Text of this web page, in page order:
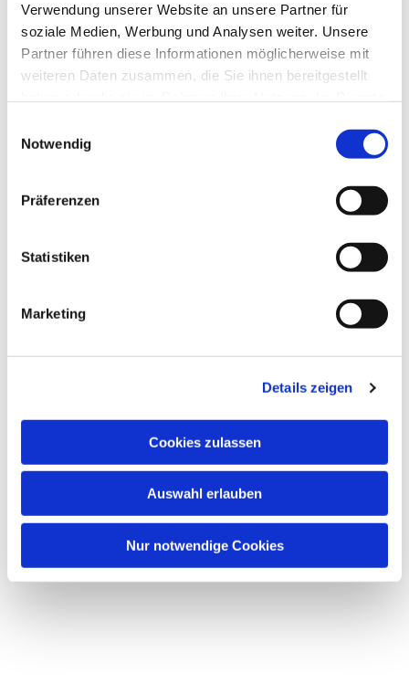
Verwendung unserer Website an unsere Partner für
soziale Medien, Werbung und Analysen weiter. Unsere
Partner führen diese Informationen möglicherweise mit
weiteren Daten zusammen, die Sie ihnen bereitgestellt
Notwendig
Präferenzen
Statistiken
Marketing
Details zeigen
Cookies zulassen
Auswahl erlauben
Nur notwendige Cookies